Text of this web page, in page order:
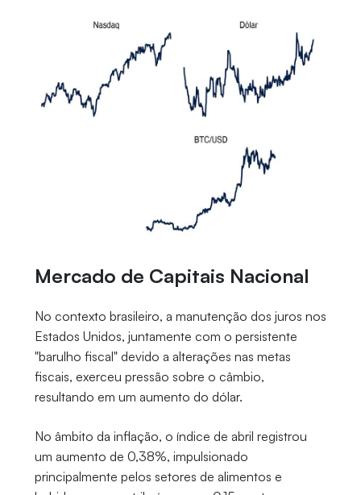
Mercado de Capitais Nacional
No contexto brasileiro, a manutenção dos juros nos
Estados Unidos, juntamente com o persistente
"barulho fiscal" devido a alterações nas metas
fiscais, exerceu pressão sobre o câmbio,
resultando em um aumento do dólar.
No âmbito da inflação, o índice de abril registrou
um aumento de 0,38%, impulsionado
principalmente pelos setores de alimentos e